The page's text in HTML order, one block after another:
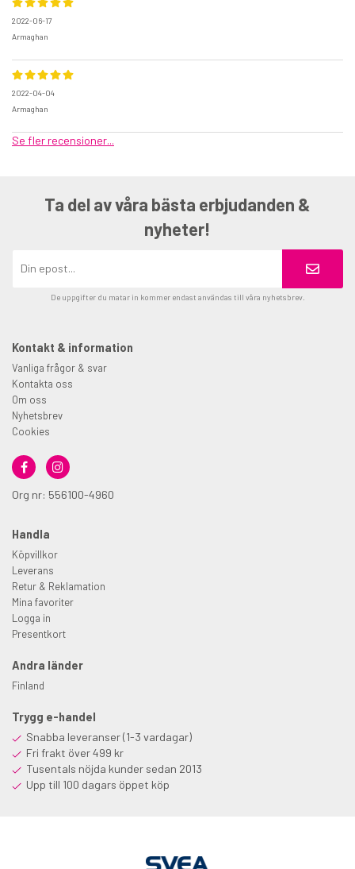
2022-06-17
Armaghan
2022-04-04
Armaghan
Se fler recensioner...
Ta del av våra bästa erbjudanden &
nyheter!
De uppgifter du matar in kommer endast användas till våra nyhetsbrev.
Kontakt & information
Vanliga frågor & svar
Kontakta oss
Om oss
Nyhetsbrev
Cookies
Org nr: 556100-4960
Handla
Köpvillkor
Leverans
Retur & Reklamation
Mina favoriter
Logga in
Presentkort
Andra länder
Finland
Trygg e-handel
Snabba leveranser (1-3 vardagar)
Fri frakt över 499 kr
Tusentals nöjda kunder sedan 2013
Upp till 100 dagars öppet köp